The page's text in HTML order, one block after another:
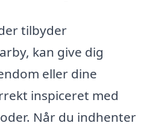
tilbyder
kan give dig
eller dine
inspiceret med
Når du indhenter